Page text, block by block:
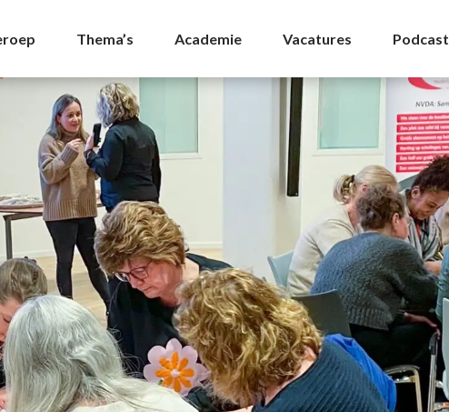
Thema’s Academie Vacatures Podcast